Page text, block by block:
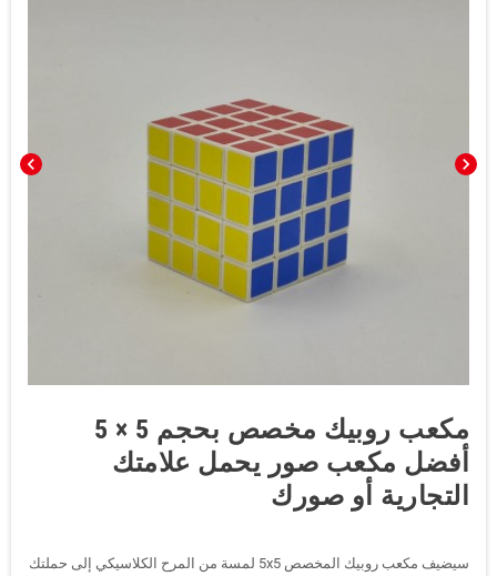
chevron_left chevron_right
مكعب روبيك مخصص بحجم 5 × 5
أفضل مكعب صور يحمل علامتك
التجارية أو صورك
سيضيف مكعب روبيك المخصص 5x5 لمسة من المرح الكلاسيكي إلى حملتك